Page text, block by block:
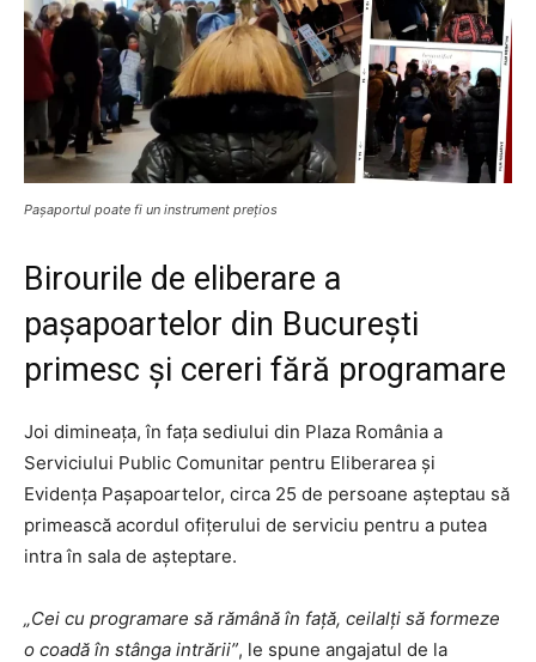
Pașaportul poate fi un instrument prețios
Birourile de eliberare a
pașapoartelor din București
primesc și cereri fără programare
Joi dimineața, în fața sediului din Plaza România a
Serviciului Public Comunitar pentru Eliberarea și
Evidența Pașapoartelor, circa 25 de persoane așteptau să
primească acordul ofițerului de serviciu pentru a putea
intra în sala de așteptare.
„Cei cu programare să rămână în față, ceilalți să formeze
o coadă în stânga intrării”, le spune angajatul de la